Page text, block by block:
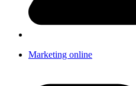
Marketing online